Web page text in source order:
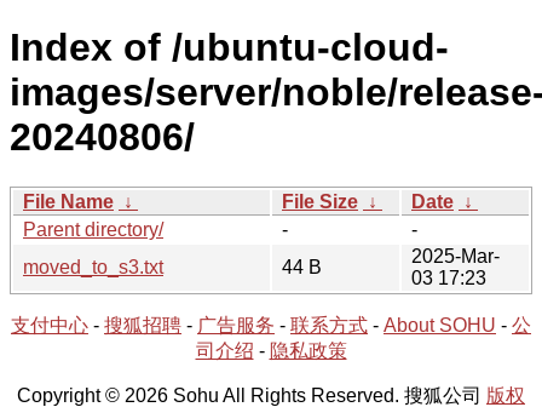
Index of /ubuntu-cloud-
images/server/noble/
20240806/
File Name ↓ File Size ↓ Date ↓
Parent directory/
-
-
moved_to_s3.txt
44 B
2025-Mar-
03 17:23
支付中心 - 搜狐招聘 - 广告服务 - 联系方式 - About SOHU - 公
司介绍 - 隐私政策
Copyright © 2026 Sohu All Rights Reserved. 搜狐公司 版权